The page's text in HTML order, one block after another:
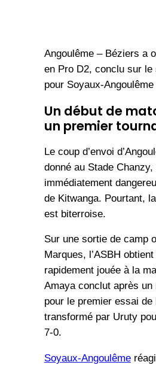
Angoulême – Béziers a
en Pro D2, conclu sur le
pour Soyaux-
Un début de
un premier
Le coup d’envoi
donné au Stade
immédiatement
de Kitwanga. Pourtant,
est biterroise.
Sur une sortie de camp
Marques, l’ASBH
rapidement jouée à la
Amaya conclut après un
pour le premier essai de
transformé par Uruty
7-0.
Soyaux-Angoulême